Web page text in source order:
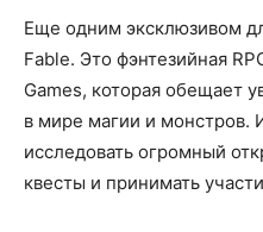
Еще одним эксклюзивом
Fable. Это фэнтезийная
Games, которая обещает
в мире магии и монстров.
исследовать огромный
квесты и принимать